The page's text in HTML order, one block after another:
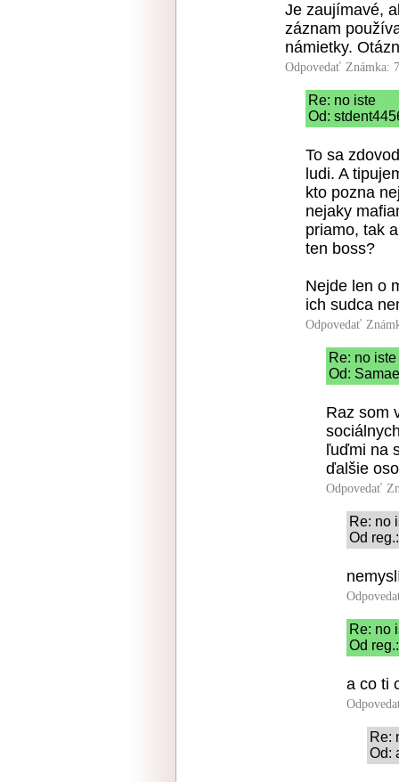
Je zaujímavé,
záznam
námietky.
Odpovedať Známka:
Re: no iste
Od:
To sa
ludi. A
kto pozna
nejaky
priamo, tak
ten boss?
Nejde len o
ich sudca
Odpovedať
Re: no iste
Od:
Raz som
ľuďmi na
ďalšie
Odpovedať
Re: no
Od
Re: no
Od
a co ti
Re:
Od: